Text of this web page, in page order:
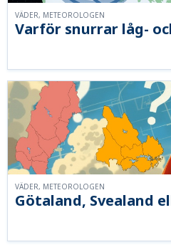
Varför snurrar låg-
VÄDER, METEOROLOGEN
Götaland, Svealand
VÄDER, METEOROLOGEN